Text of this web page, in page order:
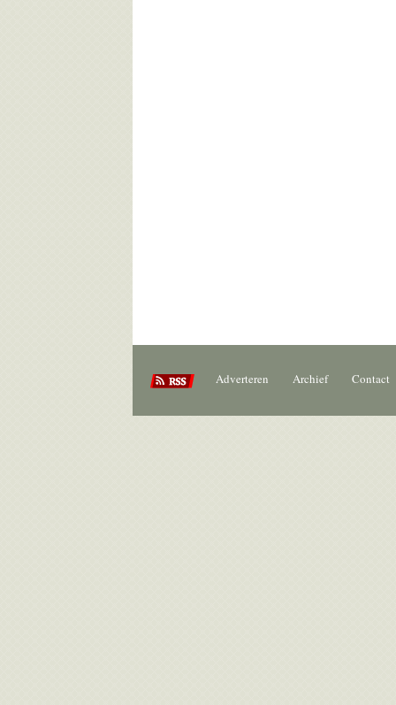
Adverteren Archief Contact